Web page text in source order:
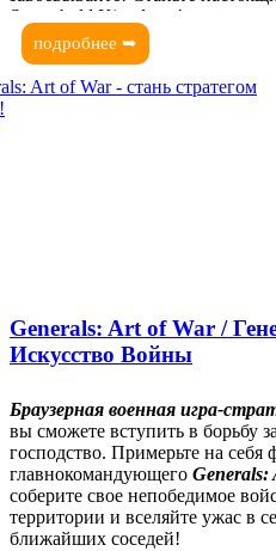
Stronghold Kingdoms!
подробнее ➥
Generals: Art of War /
Искусство Войны
Браузерная военная игра-
вы сможете вступить в борьбу
господство. Примерьте на себя
главнокомандующего Generals:
соберите свое непобедимое
территории и вселяйте ужас в
ближайших соседей!